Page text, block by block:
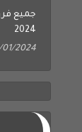
2024
01/2024